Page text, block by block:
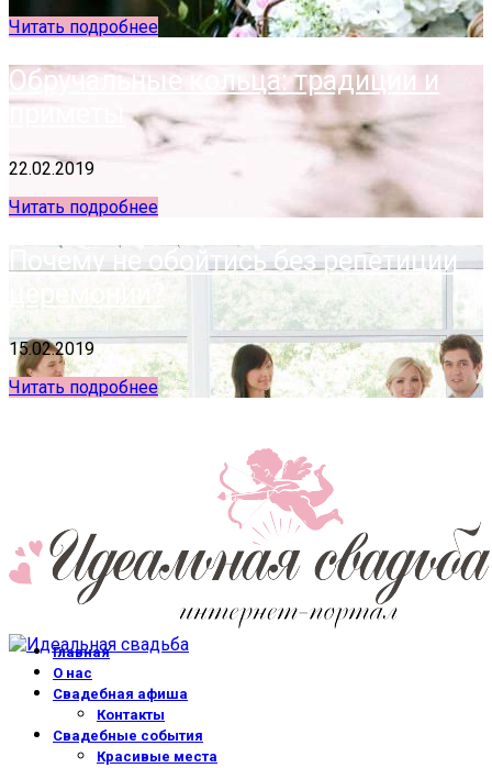
Читать подробнее
Обручальные кольца: традиции и
приметы
22.02.2019
Читать подробнее
Почему не обойтись без репетиции
церемонии?
15.02.2019
Читать подробнее
Главная
О нас
Свадебная афиша
Контакты
Свадебные события
Красивые места